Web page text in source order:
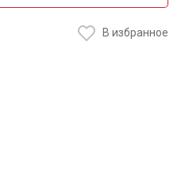
В избранное